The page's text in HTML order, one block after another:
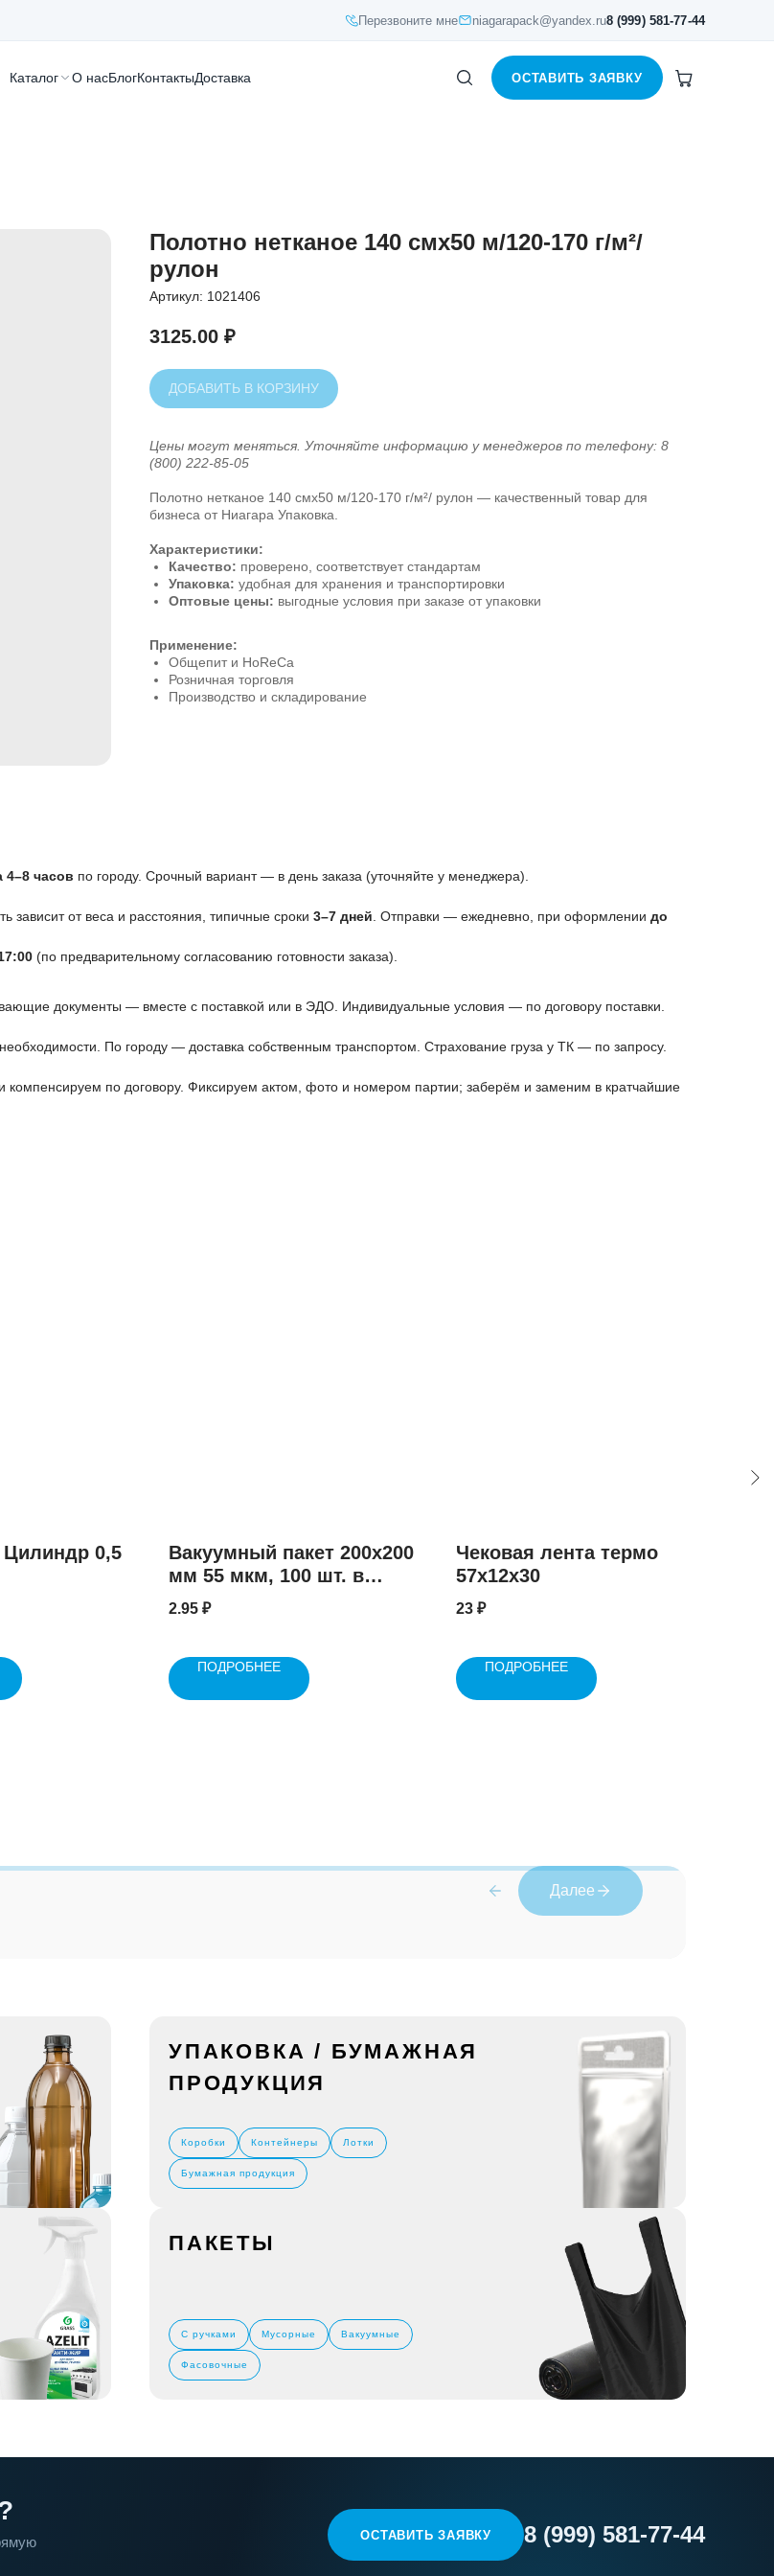
Перезвоните мне niagarapack@yandex.ru8 (999) 581-77-44
Каталог О насБлогКонтактыДоставка ОСТАВИТЬ ЗАЯВКУ
Полотно нетканое 140 смх50 м/120-170 г/м²/
рулон
Артикул: 1021406
3125.00 ₽
ДОБАВИТЬ В КОРЗИНУ
Цены могут меняться. Уточняйте информацию у менеджеров по телефону: 8
(800) 222-85-05
Полотно нетканое 140 смx50 м/120-170 г/м²/ рулон — качественный товар для
бизнеса от Ниагара Упаковка.
Характеристики:
Качество: проверено, соответствует стандартам
Упаковка: удобная для хранения и транспортировки
Оптовые цены: выгодные условия при заказе от упаковки
Применение:
Общепит и HoReCa
Розничная торговля
Производство и складирование
4–8 часов по городу. Срочный вариант — в день заказа (уточняйте у менеджера).
от веса и расстояния, типичные сроки 3–7 дней . Отправки — ежедневно, при оформлении до
(по предварительному согласованию готовности заказа).
документы — вместе с поставкой или в ЭДО. Индивидуальные условия — по договору поставки.
По городу — доставка собственным транспортом. Страхование груза у ТК — по запросу.
по договору. Фиксируем актом, фото и номером партии; заберём и заменим в кратчайшие
0,5
Вакуумный пакет 200х200
мм 55 мкм, 100 шт. в
упаковке
2.95 ₽
ПОДРОБНЕЕ
Чековая лента термо
57x12x30
23 ₽
ПОДРОБНЕЕ
Далее
УПАКОВКА / БУМАЖНАЯ
ПРОДУКЦИЯ
Коробки Контейнеры Лотки
Бумажная продукция
ПАКЕТЫ
С ручками Мусорные Вакуумные
Фасовочные
ОСТАВИТЬ ЗАЯВКУ 8 (999) 581-77-44